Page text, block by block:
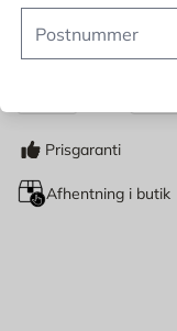
189
Prisgaranti
Afhentning i butik